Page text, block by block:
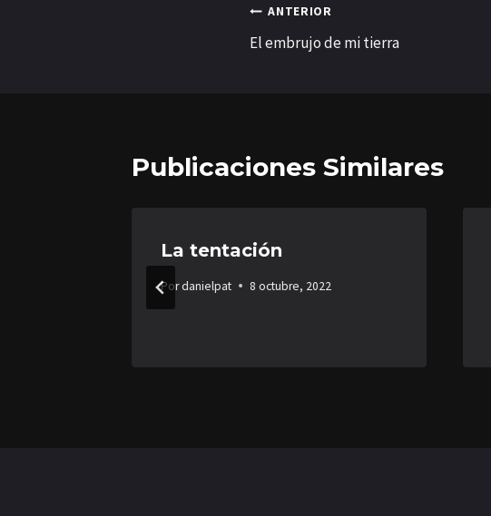
Navegación
de
ANTERIOR
El embrujo de mi tierra
Publicaciones Similares
La tentación
Pordanielpat 8 octubre, 2022